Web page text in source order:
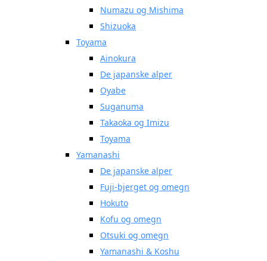
Numazu og Mishima
Shizuoka
Toyama
Ainokura
De japanske alper
Oyabe
Suganuma
Takaoka og Imizu
Toyama
Yamanashi
De japanske alper
Fuji-bjerget og omegn
Hokuto
Kofu og omegn
Otsuki og omegn
Yamanashi & Koshu